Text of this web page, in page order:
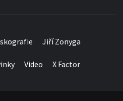
Jiří Zonyga
Video X Factor